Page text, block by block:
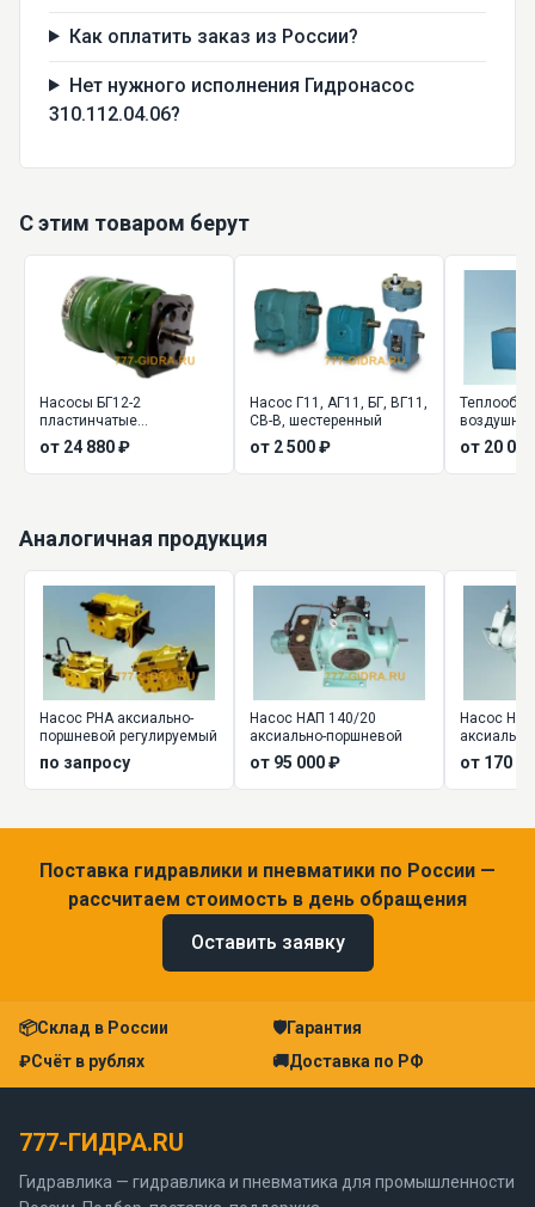
Как оплатить заказ из России?
Нет нужного исполнения Гидронасос
310.112.04.06?
С этим товаром берут
Насосы БГ12-2
пластинчатые
нерегулируемые (БГ12-21,
БГ12-22, БГ12-23, БГ12-24)
от 24 880 ₽
Насос Г11, АГ11, БГ, ВГ11,
СВ-В, шестеренный
от 2 500 ₽
24, Г44-25
от 20
Аналогичная продукция
Насос РНА аксиально-
поршневой регулируемый
по запросу
Насос НАП 140/20
аксиально-поршневой
от 95 000 ₽
Насос
от 170
Поставка гидравлики и пневматики по России —
рассчитаем стоимость в день обращения
Оставить заявку
📦Склад в России 🛡Гарантия
₽Счёт в рублях 🚚Доставка по РФ
777-ГИДРА.RU
Гидравлика — гидравлика и пневматика для промышленности